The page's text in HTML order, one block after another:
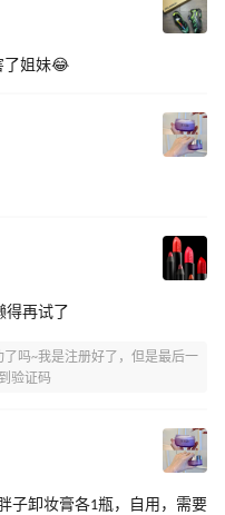
了姐妹😂
得再试了
了吗~我是注册好了，但是最后一
验证码
子卸妆膏各1瓶，自用，需要